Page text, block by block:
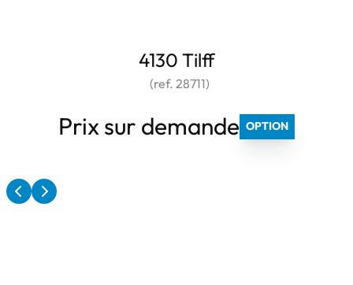
4130 Tilff
(ref.28711)
Prix sur demande OPTION